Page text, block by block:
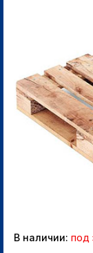
В наличии: под